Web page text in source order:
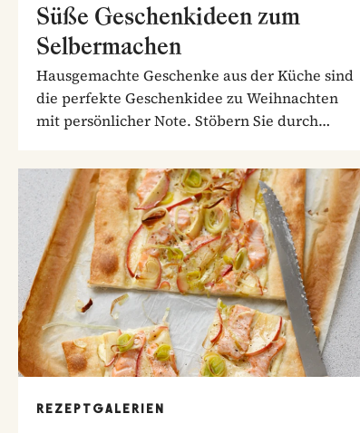
Süße Geschenkideen zum
Selbermachen
Hausgemachte Geschenke aus der Küche sind
die perfekte Geschenkidee zu Weihnachten
mit persönlicher Note. Stöbern Sie durch
REZEPTGALERIEN